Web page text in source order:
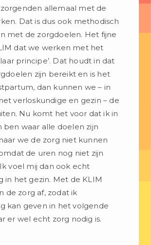
allemaal met de
Dat is dus ook methodisch
met de zorgdoelen. Het fijne
dat we werken met het
principe’. Dat houdt in dat
zijn bereikt en is het
dan kunnen we – in
verloskundige en gezin – de
Nu komt het voor dat ik in
ben waar alle doelen zijn
we de zorg niet kunnen
de uren nog niet zijn
voel mij dan ook echt
in het gezin. Met de KLIM
de zorg af, zodat ik
kan geven in het volgende
er wel echt zorg nodig is.